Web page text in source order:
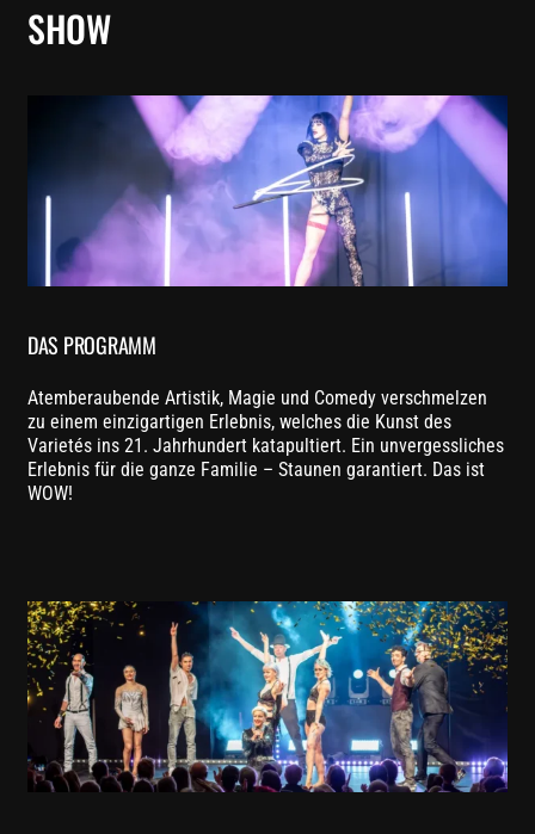
SHOW
DAS PROGRAMM
Atemberaubende Artistik, Magie und Comedy verschmelzen
zu einem einzigartigen Erlebnis, welches die Kunst des
Varietés ins 21. Jahrhundert katapultiert. Ein unvergessliches
Erlebnis für die ganze Familie – Staunen garantiert. Das ist
WOW!